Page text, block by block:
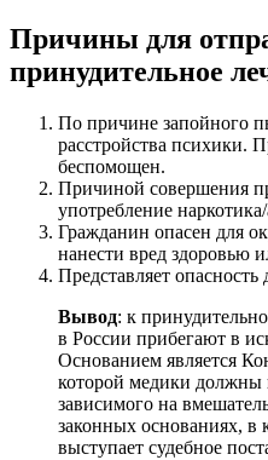
Причины для
принудительное
По причине запойного
расстройства психики.
беспомощен.
Причиной совершения
употребление
Гражданин опасен для
нанести вред
Представляет опасность
Вывод: к
в России прибегают в
Основанием является
которой медики должны
зависимого на
законных основаниях, в
выступает судебное